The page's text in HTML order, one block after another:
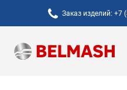
Заказ изделий: +7